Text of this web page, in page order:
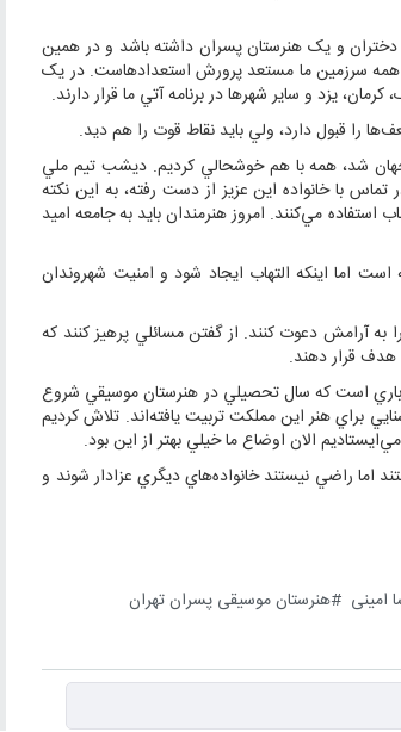
دختران و يک هنرستان پسران داشته باشد و در همين
همه سرزمين ما مستعد پرورش استعدادهاست. در يک
يزد و ساير شهرها در برنامه آتي ما قرار دارند.
را قبول دارد، ولي بايد نقاط قوت را هم ديد.
شد، همه با هم خوشحالي کرديم. ديشب تيم ملي
با خانواده اين عزيز از دست رفته، به اين نکته
استفاده مي‌کنند. امروز هنرمندان بايد به جامعه اميد
است اما اينکه التهاب ايجاد شود و امنيت شهروندان
آرامش دعوت کنند. از گفتن مسائلي پرهيز کنند که
قرار دهند.
باري است که سال تحصيلي در هنرستان موسيقي شروع
براي هنر اين مملکت تربيت يافته‌اند. تلاش کرديم
الان اوضاع ما خيلي بهتر از اين بود.
اما راضي نيستند خانواده‌هاي ديگري عزادار شوند و
امینی هنرستان موسیقی پسران تهران